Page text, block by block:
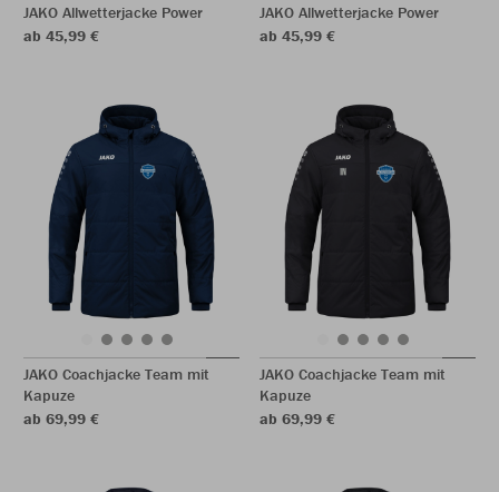
JAKO Allwetterjacke Power
ab 45,99 €
JAKO Allwetterjacke Power
ab 45,99 €
JAKO Coachjacke Team mit
Kapuze
ab 69,99 €
JAKO Coachjacke Team mit
Kapuze
ab 69,99 €